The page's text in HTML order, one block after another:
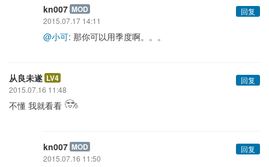
kn007 MOD
回复
2015.07.17 14:11
@小可: 那你可以用季度啊。。。
从良未遂 LV4
回复
2015.07.16 11:48
不懂 我就看看
kn007 MOD
回复
2015.07.16 11:50